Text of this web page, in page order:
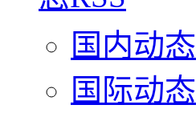
国内动态
国际动态